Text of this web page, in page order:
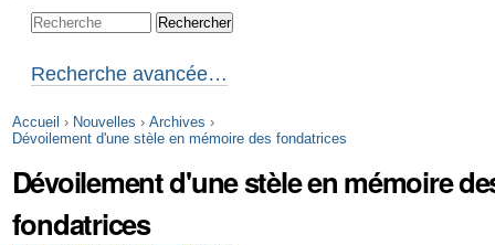
navigation
Recherche avancée…
Accueil › Nouvelles › Archives ›
Dévoilement d'une stèle en mémoire des fondatrices
Dévoilement d'une stèle en mémoire
fondatrices